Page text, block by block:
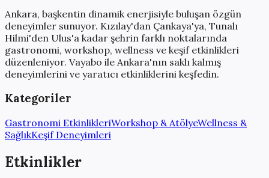
Ankara, başkentin dinamik enerjisiyle buluşan özgün
deneyimler sunuyor. Kızılay'dan Çankaya'ya, Tunalı
Hilmi'den Ulus'a kadar şehrin farklı noktalarında
gastronomi, workshop, wellness ve keşif etkinlikleri
düzenleniyor. Vayabo ile Ankara'nın saklı kalmış
deneyimlerini ve yaratıcı etkinliklerini keşfedin.
Kategoriler
Gastronomi EtkinlikleriWorkshop & AtölyeWellness &
SağlıkKeşif Deneyimleri
Etkinlikler